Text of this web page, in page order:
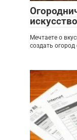
Мечтаете о
создать